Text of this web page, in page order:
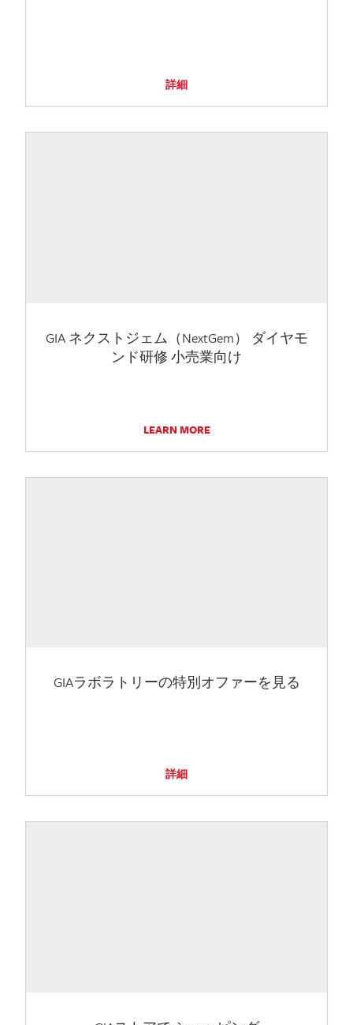
詳細
GIA ネクストジェム（NextGem） ダイヤモ
ンド研修 小売業向け
LEARN MORE
GIAラボラトリーの特別オファーを見る
詳細